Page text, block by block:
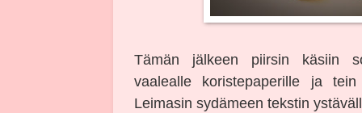
Tämän jälkeen piirsin käsiin
vaalealle koristepaperille ja
Leimasin sydämeen tekstin